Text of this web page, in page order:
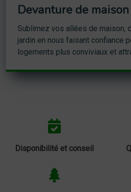
Devanture de maison
Sublimez vos allées de maison,
jardin en nous faisant confiance
logements plus conviviaux et
Disponibilité et conseil